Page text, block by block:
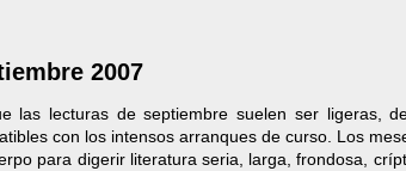
2007
las lecturas de septiembre suelen ser ligeras,
con los intensos arranques de curso. Los
para digerir literatura seria, larga, frondosa,